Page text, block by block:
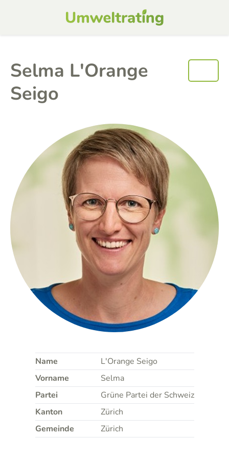
Selma L'Orange
Seigo
Name
L'Orange Seigo
Vorname
Selma
Partei
Grüne Partei der Schweiz
Kanton
Zürich
Gemeinde
Zürich